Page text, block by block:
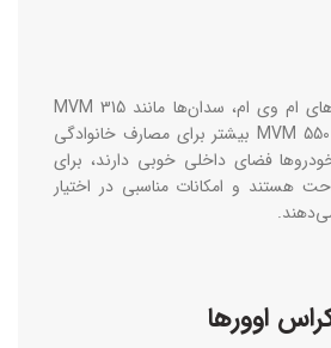
در میان انواع ماشین های ام وی ام، سدان‌ها مانند MVM 315
سدان، MVM 530 و MVM 550 بیشتر برای مصارف خانوادگی
فضای داخلی خوبی دارند، برای
هستند و امکانات مناسبی در اختیار
‌اوورها